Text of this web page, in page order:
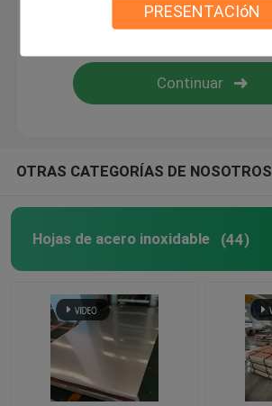
PRESENTACIóN
Aleación de Inconel
Leguras de titanio
Bobina de aluminio
Rod redondo de aluminio
tubo redondo de aluminio
OTRAS CATEGORÍAS DE NOSOTROS
Hojas de acero inoxidable (44)